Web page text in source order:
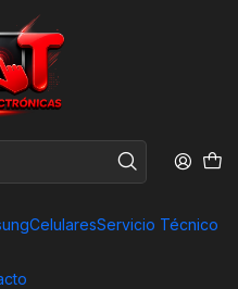
CelularesServicio Técnico